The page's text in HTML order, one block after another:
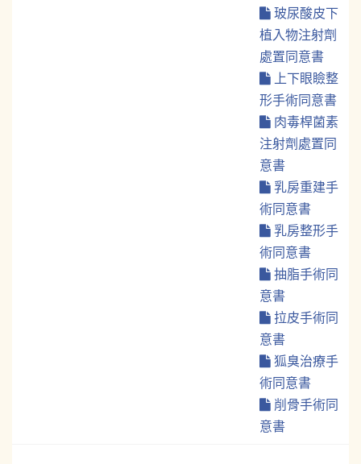
玻尿酸皮下
植入物注射劑
處置同意書
上下眼瞼整
形手術同意書
肉毒桿菌素
注射劑處置同
意書
乳房重建手
術同意書
乳房整形手
術同意書
抽脂手術同
意書
拉皮手術同
意書
狐臭治療手
術同意書
削骨手術同
意書